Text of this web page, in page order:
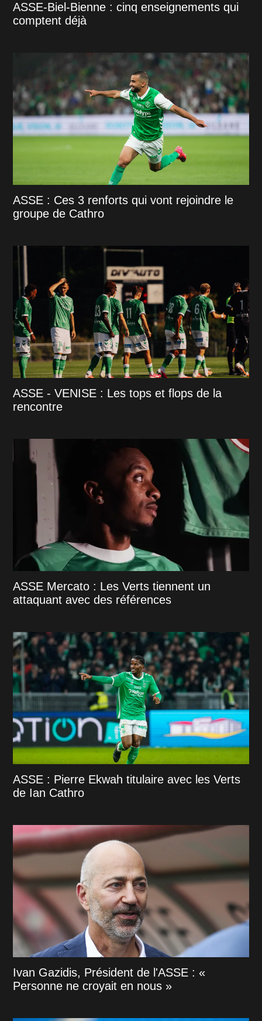
ASSE-Biel-Bienne : cinq enseignements qui
comptent déjà
ASSE : Ces 3 renforts qui vont rejoindre le
groupe de Cathro
ASSE - VENISE : Les tops et flops de la
rencontre
ASSE Mercato : Les Verts tiennent un
attaquant avec des références
ASSE : Pierre Ekwah titulaire avec les Verts
de Ian Cathro
Ivan Gazidis, Président de l'ASSE : «
Personne ne croyait en nous »